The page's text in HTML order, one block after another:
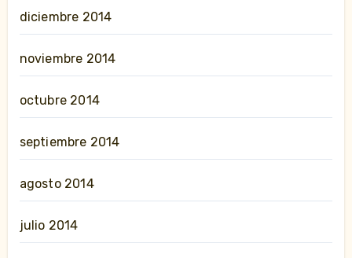
diciembre 2014
noviembre 2014
octubre 2014
septiembre 2014
agosto 2014
julio 2014